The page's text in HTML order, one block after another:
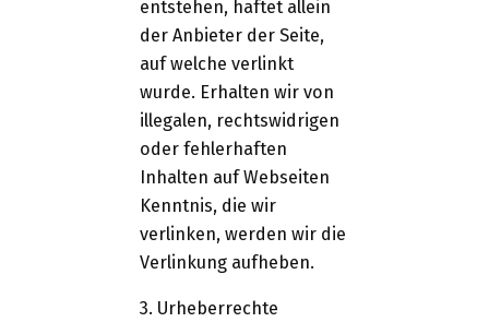
entstehen, haftet allein
der Anbieter der Seite,
auf welche verlinkt
wurde. Erhalten wir von
illegalen, rechtswidrigen
oder fehlerhaften
Inhalten auf Webseiten
Kenntnis, die wir
verlinken, werden wir die
Verlinkung aufheben.
3. Urheberrechte